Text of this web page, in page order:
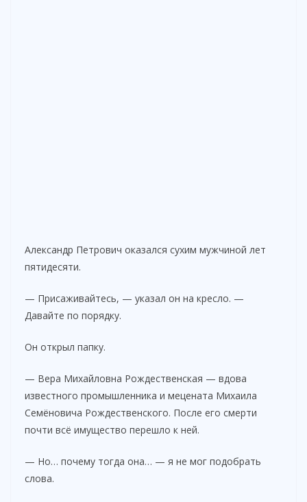
Александр Петрович оказался сухим мужчиной лет
пятидесяти.
— Присаживайтесь, — указал он на кресло. —
Давайте по порядку.
Он открыл папку.
— Вера Михайловна Рождественская — вдова
известного промышленника и мецената Михаила
Семёновича Рождественского. После его смерти
почти всё имущество перешло к ней.
— Но… почему тогда она… — я не мог подобрать
слова.